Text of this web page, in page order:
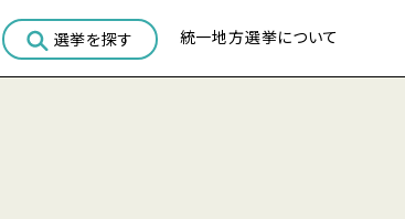
選挙を探す 統一地方選挙について